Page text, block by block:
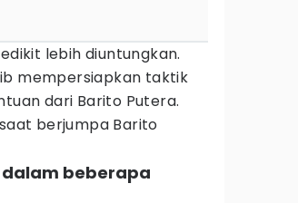
lebih diuntungkan.
mempersiapkan taktik
dari Barito Putera.
berjumpa Barito
dalam beberapa